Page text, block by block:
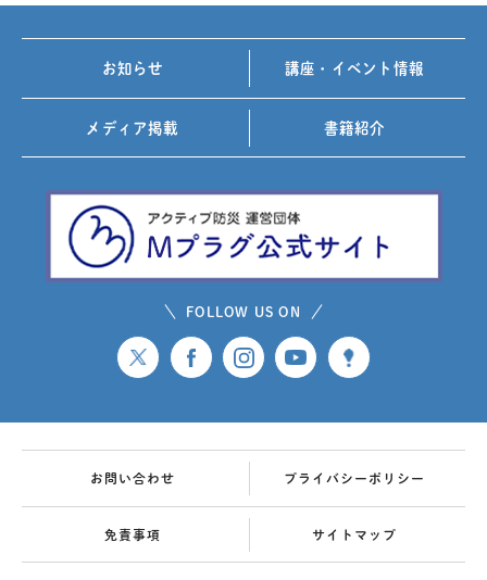
お知らせ 講座・イベント情報
メディア掲載 書籍紹介
FOLLOW US ON
お問い合わせ プライバシーポリシー
免責事項 サイトマップ